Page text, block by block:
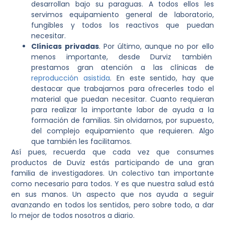
desarrollan bajo su paraguas. A todos ellos les
servimos equipamiento general de laboratorio,
fungibles y todos los reactivos que puedan
necesitar.
Clínicas privadas. Por último, aunque no por ello
menos importante, desde Durviz también
prestamos gran atención a las clínicas de
reproducción asistida. En este sentido, hay que
destacar que trabajamos para ofrecerles todo el
material que puedan necesitar. Cuanto requieran
para realizar la importante labor de ayuda a la
formación de familias. Sin olvidarnos, por supuesto,
del complejo equipamiento que requieren. Algo
que también les facilitamos.
Así pues, recuerda que cada vez que consumes
productos de Duviz estás participando de una gran
familia de investigadores. Un colectivo tan importante
como necesario para todos. Y es que nuestra salud está
en sus manos. Un aspecto que nos ayuda a seguir
avanzando en todos los sentidos, pero sobre todo, a dar
lo mejor de todos nosotros a diario.